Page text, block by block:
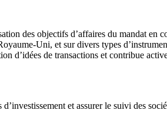
des objectifs d’affaires du mandat en
Uni, et sur divers types
d’idées de transactions et contribue
et assurer le suivi des